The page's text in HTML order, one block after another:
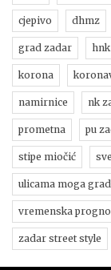
cjepivo dhmz
grad zadar
korona
namirnice nk
prometna pu
stipe miočić
ulicama moga
vremenska
zadar street style